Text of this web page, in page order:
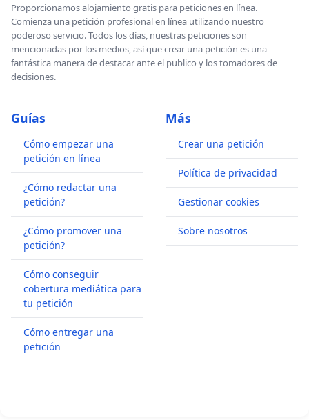
Proporcionamos alojamiento gratis para peticiones en línea.
Comienza una petición profesional en línea utilizando nuestro
poderoso servicio. Todos los días, nuestras peticiones son
mencionadas por los medios, así que crear una petición es una
fantástica manera de destacar ante el publico y los tomadores de
decisiones.
Guías
Cómo empezar una
petición en línea
¿Cómo redactar una
petición?
¿Cómo promover una
petición?
Cómo conseguir
cobertura mediática para
tu petición
Cómo entregar una
petición
Más
Crear una petición
Política de privacidad
Gestionar cookies
Sobre nosotros